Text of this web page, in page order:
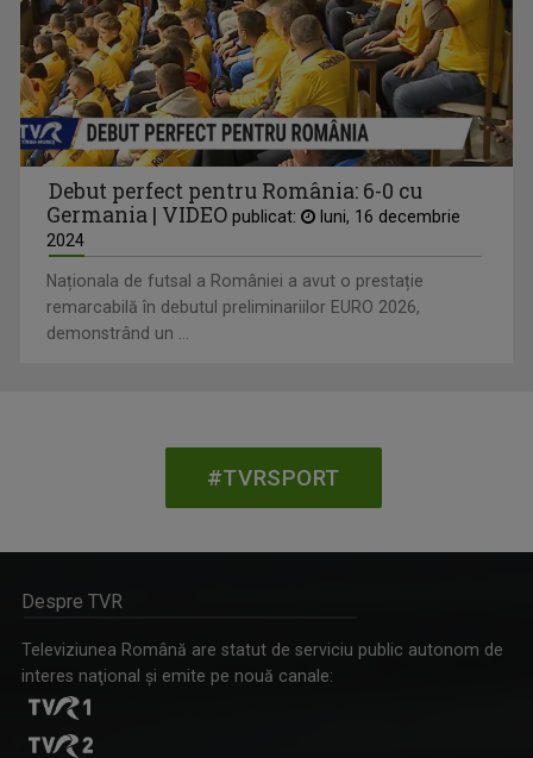
Debut perfect pentru România: 6-0 cu
Germania | VIDEO publicat:
luni, 16 decembrie
2024
Naționala de futsal a României a avut o prestație
remarcabilă în debutul preliminariilor EURO 2026,
demonstrând un ...
#TVRSPORT
Despre TVR
Televiziunea Română are statut de serviciu public autonom de
interes naţional şi emite pe nouă canale: